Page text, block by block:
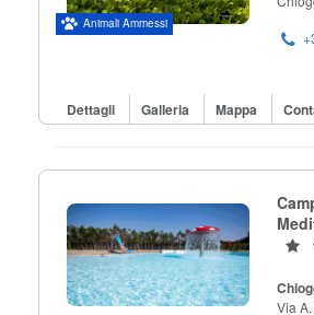
Animali Ammessi
Dettagli Galleria Mappa
Via